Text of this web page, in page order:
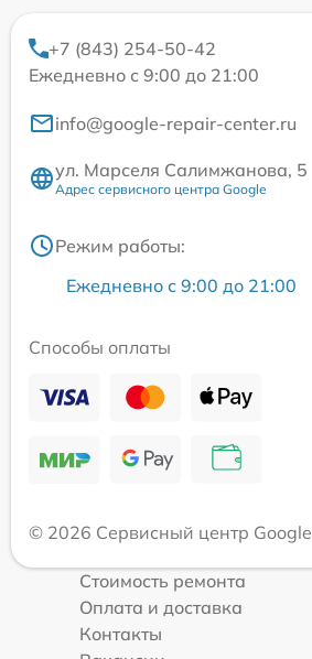
+7 (843) 254-50-42
Ежедневно с 9:00 до 21:00
info@google-repair-center.ru
ул. Марселя Салимжанова, 5
Адрес сервисного центра Google
Режим работы:
Ежедневно с 9:00 до 21:00
Способы оплаты
© 2026 Сервисный центр Google
Стоимость ремонта
Оплата и доставка
Контакты